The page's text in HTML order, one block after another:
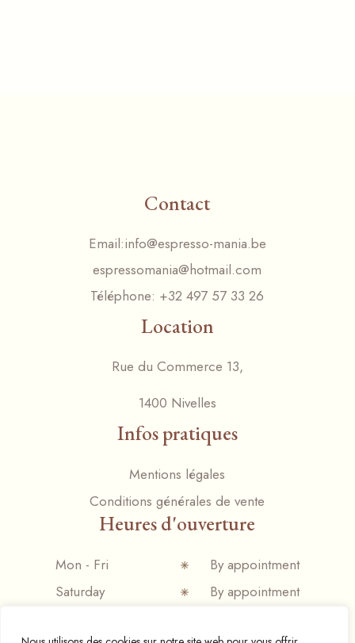
Contact
Email:info@espresso-mania.be
espressomania@hotmail.com
Téléphone: +32 497 57 33 26
Location
Rue du Commerce 13,
1400 Nivelles
Infos pratiques
Mentions légales
Conditions générales de vente
Heures d'ouverture
Mon - Fri
By appointment
Saturday
By appointment